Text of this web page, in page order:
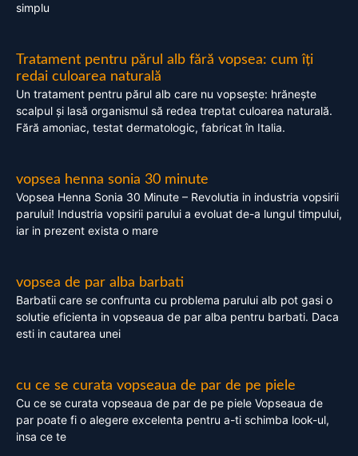
simplu
Tratament pentru părul alb fără vopsea: cum îți
redai culoarea naturală
Un tratament pentru părul alb care nu vopsește: hrănește
scalpul și lasă organismul să redea treptat culoarea naturală.
Fără amoniac, testat dermatologic, fabricat în Italia.
vopsea henna sonia 30 minute
Vopsea Henna Sonia 30 Minute – Revolutia in industria vopsirii
parului! Industria vopsirii parului a evoluat de-a lungul timpului,
iar in prezent exista o mare
vopsea de par alba barbati
Barbatii care se confrunta cu problema parului alb pot gasi o
solutie eficienta in vopseaua de par alba pentru barbati. Daca
esti in cautarea unei
cu ce se curata vopseaua de par de pe piele
Cu ce se curata vopseaua de par de pe piele Vopseaua de
par poate fi o alegere excelenta pentru a-ti schimba look-ul,
insa ce te